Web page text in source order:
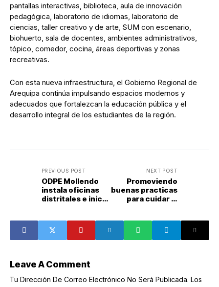
pantallas interactivas, biblioteca, aula de innovación
pedagógica, laboratorio de idiomas, laboratorio de
ciencias, taller creativo y de arte, SUM con escenario,
biohuerto, sala de docentes, ambientes administrativos,
tópico, comedor, cocina, áreas deportivas y zonas
recreativas.
Con esta nueva infraestructura, el Gobierno Regional de
Arequipa continúa impulsando espacios modernos y
adecuados que fortalezcan la educación pública y el
desarrollo integral de los estudiantes de la región.
PREVIOUS POST
ODPE Mollendo
instala oficinas
distritales e inicia
votación
NEXT POST
Promoviendo
buenas practicas
para cuidar la
Leave A Comment
Tu Dirección De Correo Electrónico No Será Publicada. Los